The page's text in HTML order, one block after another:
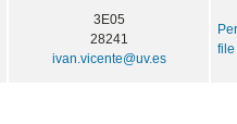
3E05
28241
ivan.vicente@uv.es
file